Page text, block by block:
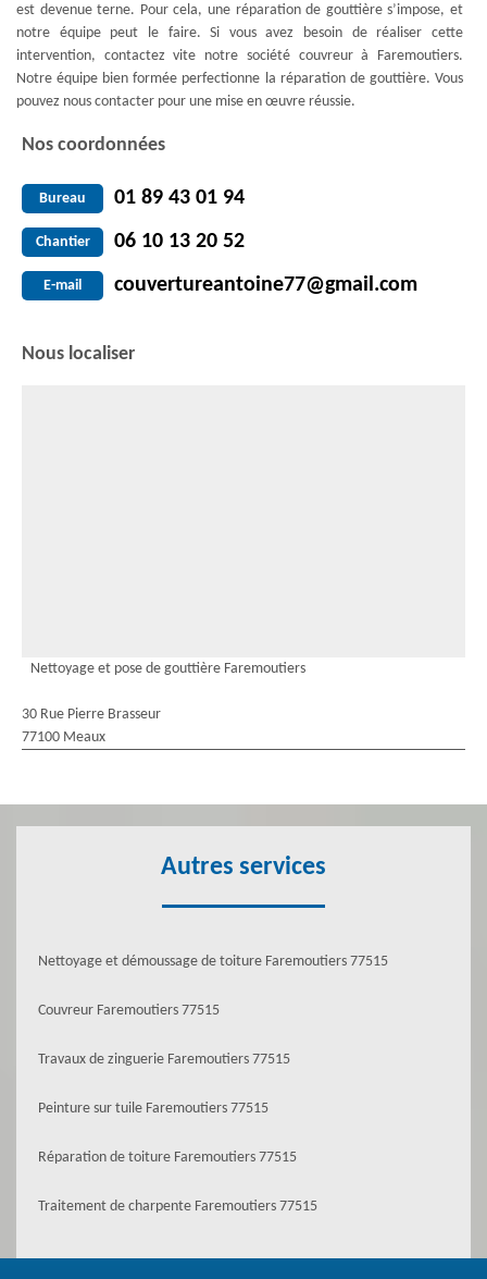
est devenue terne. Pour cela, une réparation de gouttière s’impose, et
notre équipe peut le faire. Si vous avez besoin de réaliser cette
intervention, contactez vite notre société couvreur à Faremoutiers.
Notre équipe bien formée perfectionne la réparation de gouttière. Vous
pouvez nous contacter pour une mise en œuvre réussie.
Nos coordonnées
Bureau 01 89 43 01 94
Chantier 06 10 13 20 52
E-mail couvertureantoine77@gmail.com
Nous localiser
Nettoyage et pose de gouttière Faremoutiers
30 Rue Pierre Brasseur
77100 Meaux
Autres services
Nettoyage et démoussage de toiture Faremoutiers 77515
Couvreur Faremoutiers 77515
Travaux de zinguerie Faremoutiers 77515
Peinture sur tuile Faremoutiers 77515
Réparation de toiture Faremoutiers 77515
Traitement de charpente Faremoutiers 77515